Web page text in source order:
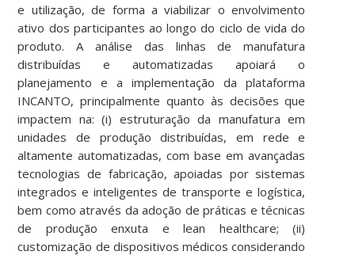
e utilização, de forma a viabilizar o envolvimento
ativo dos participantes ao longo do ciclo de vida do
produto. A análise das linhas de manufatura
distribuídas e automatizadas apoiará o
planejamento e a implementação da plataforma
INCANTO, principalmente quanto às decisões que
impactem na: (i) estruturação da manufatura em
unidades de produção distribuídas, em rede e
altamente automatizadas, com base em avançadas
tecnologias de fabricação, apoiadas por sistemas
integrados e inteligentes de transporte e logística,
bem como através da adoção de práticas e técnicas
de produção enxuta e lean healthcare; (ii)
customização de dispositivos médicos considerando